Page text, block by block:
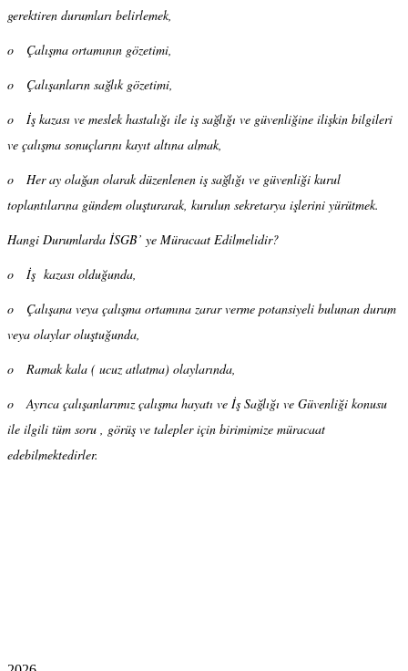
gerektiren durumları belirlemek,
o Çalışma ortamının gözetimi,
o Çalışanların sağlık gözetimi,
o İş kazası ve meslek hastalığı ile iş sağlığı ve güvenliğine ilişkin bilgileri
ve çalışma sonuçlarını kayıt altına almak,
o Her ay olağan olarak düzenlenen iş sağlığı ve güvenliği kurul
toplantılarına gündem oluşturarak, kurulun sekretarya işlerini yürütmek.
Hangi Durumlarda İSGB’ ye Müracaat Edilmelidir?
o İş kazası olduğunda,
o Çalışana veya çalışma ortamına zarar verme potansiyeli bulunan durum
veya olaylar oluştuğunda,
o Ramak kala ( ucuz atlatma) olaylarında,
o Ayrıca çalışanlarımız çalışma hayatı ve İş Sağlığı ve Güvenliği konusu
ile ilgili tüm soru , görüş ve talepler için birimimize müracaat
edebilmektedirler.